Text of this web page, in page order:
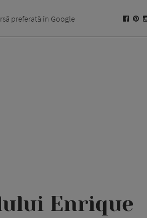
preferată în Google
Enrique